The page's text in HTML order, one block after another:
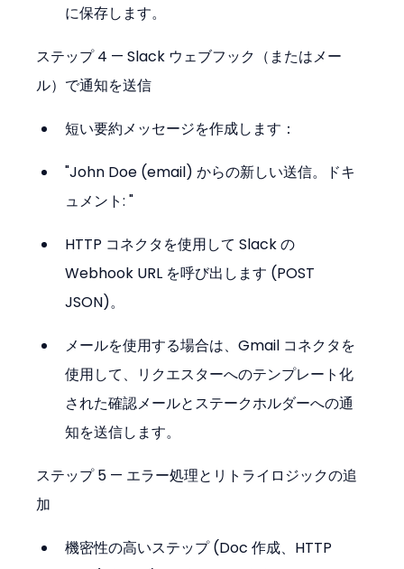
に保存します。
ステップ 4 — Slack ウェブフック（またはメー
ル）で通知を送信
短い要約メッセージを作成します：
"John Doe (email) からの新しい送信。ドキ
ュメント: "
HTTP コネクタを使用して Slack の
Webhook URL を呼び出します (POST
JSON)。
メールを使用する場合は、Gmail コネクタを
使用して、リクエスターへのテンプレート化
された確認メールとステークホルダーへの通
知を送信します。
ステップ 5 — エラー処理とリトライロジックの追
加
機密性の高いステップ (Doc 作成、HTTP